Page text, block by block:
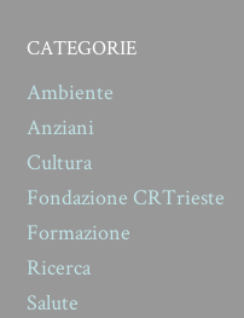
CATEGORIE
Ambiente
Anziani
Cultura
Fondazione CRTrieste
Formazione
Ricerca
Salute